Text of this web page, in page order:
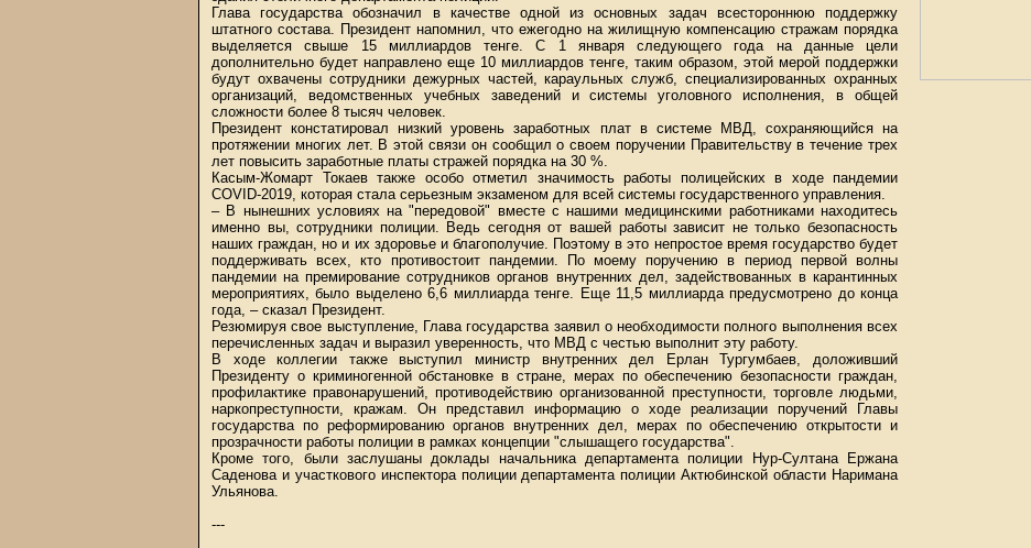
Глава государства обозначил в качестве одной из основных задач всестороннюю поддержку
штатного состава. Президент напомнил, что ежегодно на жилищную компенсацию стражам порядка
выделяется свыше 15 миллиардов тенге. С 1 января следующего года на данные цели
дополнительно будет направлено еще 10 миллиардов тенге, таким образом, этой мерой поддержки
будут охвачены сотрудники дежурных частей, караульных служб, специализированных охранных
организаций, ведомственных учебных заведений и системы уголовного исполнения, в общей
сложности более 8 тысяч человек.
Президент констатировал низкий уровень заработных плат в системе МВД, сохраняющийся на
протяжении многих лет. В этой связи он сообщил о своем поручении Правительству в течение трех
лет повысить заработные платы стражей порядка на 30 %.
Касым-Жомарт Токаев также особо отметил значимость работы полицейских в ходе пандемии
COVID-2019, которая стала серьезным экзаменом для всей системы государственного управления.
– В нынешних условиях на "передовой" вместе с нашими медицинскими работниками находитесь
именно вы, сотрудники полиции. Ведь сегодня от вашей работы зависит не только безопасность
наших граждан, но и их здоровье и благополучие. Поэтому в это непростое время государство будет
поддерживать всех, кто противостоит пандемии. По моему поручению в период первой волны
пандемии на премирование сотрудников органов внутренних дел, задействованных в карантинных
мероприятиях, было выделено 6,6 миллиарда тенге. Еще 11,5 миллиарда предусмотрено до конца
года, – сказал Президент.
Резюмируя свое выступление, Глава государства заявил о необходимости полного выполнения всех
перечисленных задач и выразил уверенность, что МВД с честью выполнит эту работу.
В ходе коллегии также выступил министр внутренних дел Ерлан Тургумбаев, доложивший
Президенту о криминогенной обстановке в стране, мерах по обеспечению безопасности граждан,
профилактике правонарушений, противодействию организованной преступности, торговле людьми,
наркопреступности, кражам. Он представил информацию о ходе реализации поручений Главы
государства по реформированию органов внутренних дел, мерах по обеспечению открытости и
прозрачности работы полиции в рамках концепции "слышащего государства".
Кроме того, были заслушаны доклады начальника департамента полиции Нур-Султана Ержана
Саденова и участкового инспектора полиции департамента полиции Актюбинской области Наримана
Ульянова.
---